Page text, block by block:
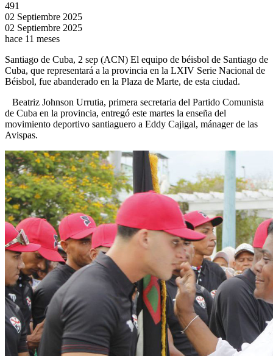
491
02 Septiembre 2025
02 Septiembre 2025
hace 11 meses
Santiago de Cuba, 2 sep (ACN) El equipo de béisbol de Santiago de
Cuba, que representará a la provincia en la LXIV Serie Nacional de
Béisbol, fue abanderado en la Plaza de Marte, de esta ciudad.
Beatriz Johnson Urrutia, primera secretaria del Partido Comunista
de Cuba en la provincia, entregó este martes la enseña del
movimiento deportivo santiaguero a Eddy Cajigal, mánager de las
Avispas.